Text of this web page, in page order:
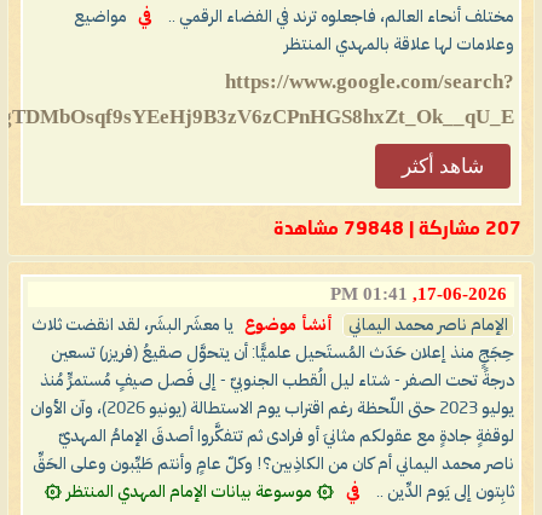
مختلف أنحاء العالم، فاجعلوه ترند في الفضاء الرقمي ..
في
مواضيع
وعلامات لها علاقة بالمهدي المنتظر
https://www.google.com/search?
شاهد أكثر
207 مشاركة | 79848 مشاهدة
17-06-2026,
01:41 PM
الإمام ناصر محمد اليماني أنشأ موضوع
يا معشَر البشَر، لقد انقضت ثلاث
حِجَجٍ منذ إعلان حَدَث المُستَحيل علميًّا: أن يتحوَّل صقيعُ (فريزر) تسعين
درجةً تحت الصفر - شتاء ليل الُقطب الجنوبيّ - إلى فَصل صيفٍ مُستمرٍّ مُنذ
يوليو 2023 حتى اللّحظة رغم اقتراب يوم الاستطالة (يونيو 2026)، وآن الأوان
لوقفةٍ جادةٍ مع عقولكم مثانيَ أو فرادى ثم تتفكَّروا أصدقَ الإمامُ المهديّ
ناصر محمد اليماني أم كان من الكاذِبين؟! وكلّ عامٍ وأنتم طَيِّبون وعلى الحَقِّ
ثابِتون إلى يَوم الدِّين ..
في ۞ موسوعة بيانات الإمام المهدي المنتظر ۞